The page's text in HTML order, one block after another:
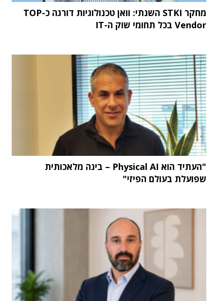
מחקר STKI השנתי: וואן טכנולוגיות דורגה כ-TOP
Vendor בכל תחומי שוק ה-IT
"העתיד הוא Physical AI – בינה מלאכותית
שפועלת בעולם הפיזי"